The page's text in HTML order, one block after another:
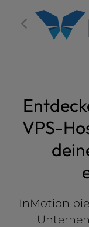
VPS-
InMotion